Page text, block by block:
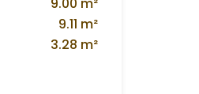
9.11 m²
3.28 m²